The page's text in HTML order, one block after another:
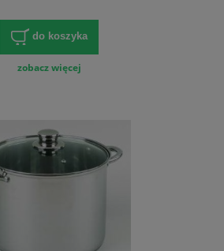
do koszyka
zobacz więcej